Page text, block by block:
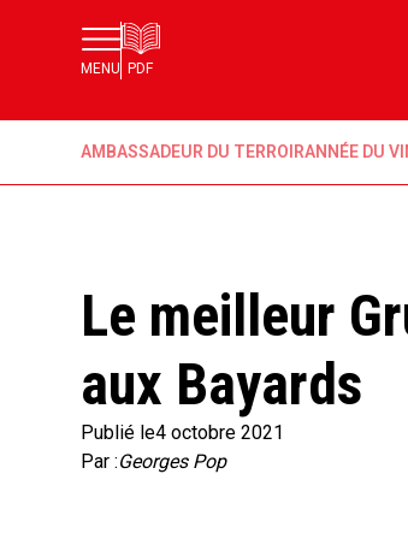
MENU PDF
AMBASSADEUR DU TERROIRANNÉE DU
Le meilleur
aux Bayards
Publié le4 octobre 2021
Par :Georges Pop